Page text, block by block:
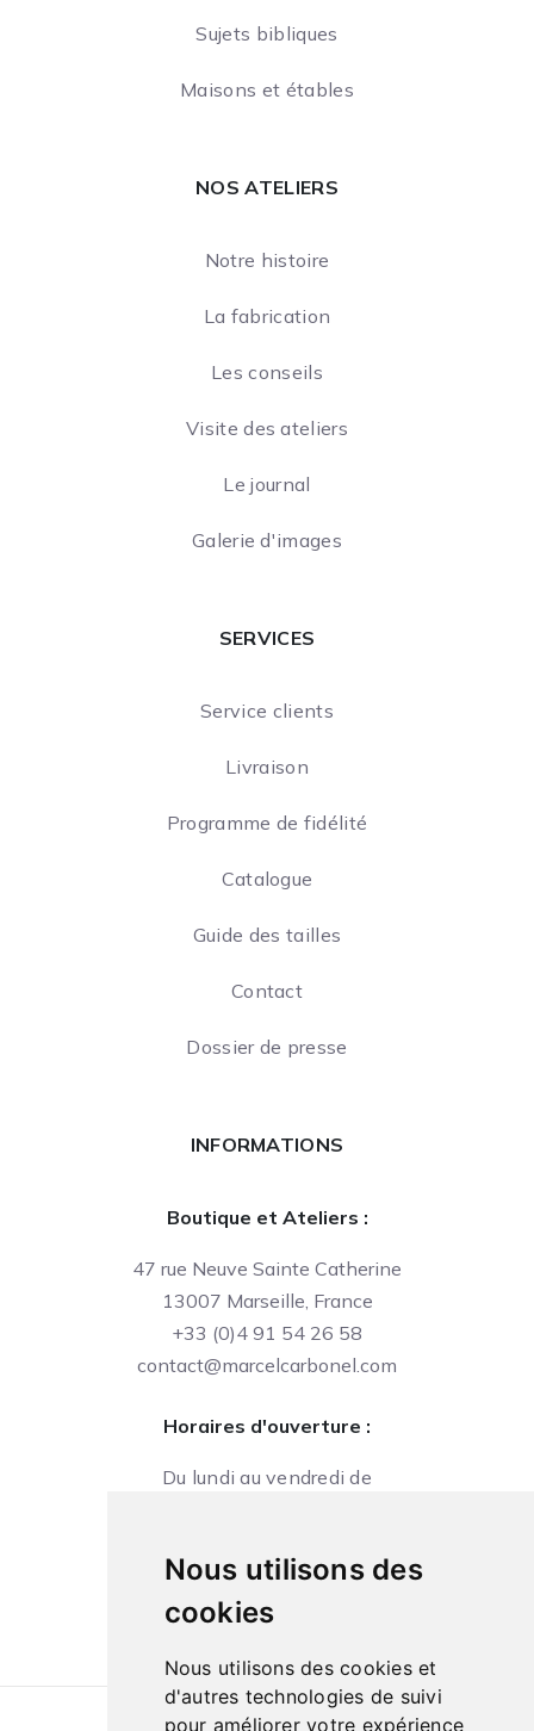
Nous utilisons des
cookies
Nous utilisons des cookies et
d'autres technologies de suivi
pour améliorer votre expérience
Sujets bibliques
Maisons et étables
NOS ATELIERS
Notre histoire
La fabrication
Les conseils
Visite des ateliers
Le journal
Galerie d'images
SERVICES
Service clients
Livraison
Programme de fidélité
Catalogue
Guide des tailles
Contact
Dossier de presse
INFORMATIONS
Boutique et Ateliers :
47 rue Neuve Sainte Catherine
13007 Marseille, France
+33 (0)4 91 54 26 58
contact@marcelcarbonel.com
Horaires d'ouverture :
Du lundi au vendredi de
10h à 13h et de 14h à 18h